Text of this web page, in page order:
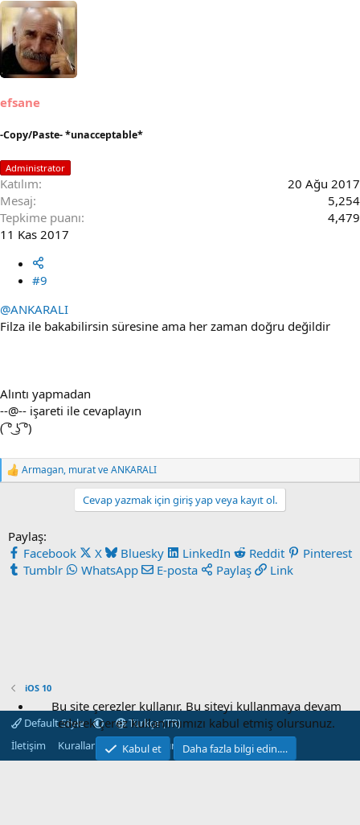
efsane
-Copy/Paste- *unacceptable*
Administrator
Katılım
20 Ağu 2017
Mesaj
5,254
Tepkime puanı
4,479
11 Kas 2017
#9
@ANKARALI
Filza ile bakabilirsin süresine ama her zaman doğru değildir
Alıntı yapmadan
--@-- işareti ile cevaplayın
( ͡° ͜ʖ ͡°)
R
e
o
n
Armagan, muratveANKARALI
Cevap yazmak için giriş yap veya kayıt ol.
Paylaş:
Facebook
X Bluesky LinkedIn Reddit
Pinterest
Tumblr
WhatsApp E-posta Paylaş Link
iOS 10
Default Style
Türkçe (TR)
İletişim
Kurallar Gizlilik Yardım Ana sayfa
R
S
Bu site çerezler kullanır. Bu siteyi kullanmaya devam
ederek çerez kullanımımızı kabul etmiş olursunuz.
Kabul et Daha fazla bilgi edin.…